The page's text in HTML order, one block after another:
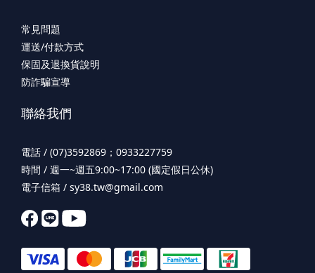
常見問題
運送/付款方式
保固及退換貨說明
防詐騙宣導
聯絡我們
電話 / (07)3592869；0933227759
時間 / 週一~週五9:00~17:00 (國定假日公休)
電子信箱 / sy38.tw@gmail.com